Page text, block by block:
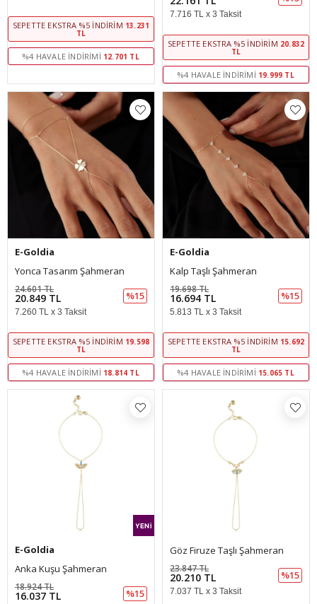
SEPETTE EKSTRA %5 İNDIRIM 13.231
TL
%4 HAVALE İNDIRIMI 12.701 TL
7.716 TL x 3 Taksit
SEPETTE EKSTRA %5 İNDIRIM 20.832
TL
%4 HAVALE İNDIRIMI 19.999 TL
E-Goldia
Yonca Tasarım Şahmeran
20.849 TL
24.601 TL
%15
7.260 TL x 3 Taksit
SEPETTE EKSTRA %5 İNDIRIM 19.598
TL
%4 HAVALE İNDIRIMI 18.814 TL
E-Goldia
Kalp Taşlı Şahmeran
16.694 TL
19.698 TL
%15
5.813 TL x 3 Taksit
SEPETTE EKSTRA %5 İNDIRIM 15.692
TL
%4 HAVALE İNDIRIMI 15.065 TL
E-Goldia
Anka Kuşu Şahmeran
16.037 TL
18.924 TL
%15
Göz Firuze Taşlı Şahmeran
20.210 TL
23.847 TL
%15
7.037 TL x 3 Taksit